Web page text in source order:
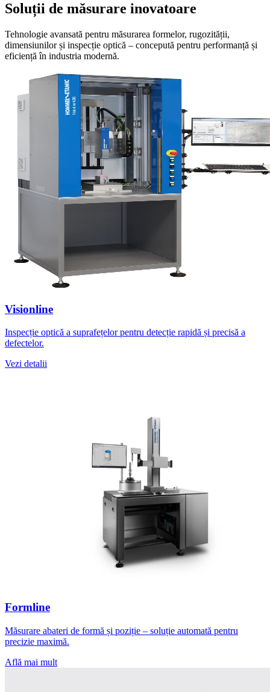
Soluții de măsurare inovatoare
Tehnologie avansată pentru măsurarea formelor, rugozității,
dimensiunilor și inspecție optică – concepută pentru performanță și
eficiență în industria modernă.
Visionline
Inspecție optică a suprafețelor pentru detecție rapidă și precisă a
defectelor.
Vezi detalii
Formline
Măsurare abateri de formă și poziție – soluție automată pentru
precizie maximă.
Află mai mult